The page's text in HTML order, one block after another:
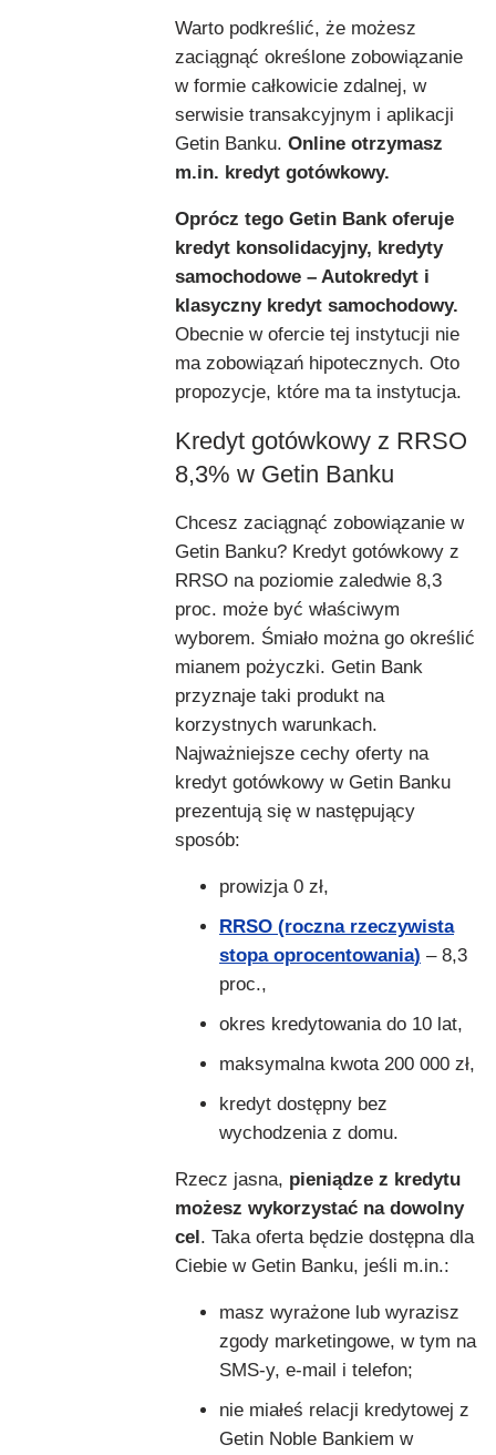
Warto podkreślić, że możesz
zaciągnąć określone zobowiązanie
w formie całkowicie zdalnej, w
serwisie transakcyjnym i aplikacji
Getin Banku. Online otrzymasz
m.in. kredyt gotówkowy.
Oprócz tego Getin Bank oferuje
kredyt konsolidacyjny, kredyty
samochodowe – Autokredyt i
klasyczny kredyt samochodowy.
Obecnie w ofercie tej instytucji nie
ma zobowiązań hipotecznych. Oto
propozycje, które ma ta instytucja.
Kredyt gotówkowy z RRSO
8,3% w Getin Banku
Chcesz zaciągnąć zobowiązanie w
Getin Banku? Kredyt gotówkowy z
RRSO na poziomie zaledwie 8,3
proc. może być właściwym
wyborem. Śmiało można go określić
mianem pożyczki. Getin Bank
przyznaje taki produkt na
korzystnych warunkach.
Najważniejsze cechy oferty na
kredyt gotówkowy w Getin Banku
prezentują się w następujący
sposób:
prowizja 0 zł,
RRSO (roczna rzeczywista
stopa oprocentowania) – 8,3
proc.,
okres kredytowania do 10 lat,
maksymalna kwota 200 000 zł,
kredyt dostępny bez
wychodzenia z domu.
Rzecz jasna, pieniądze z kredytu
możesz wykorzystać na dowolny
cel. Taka oferta będzie dostępna dla
Ciebie w Getin Banku, jeśli m.in.:
masz wyrażone lub wyrazisz
zgody marketingowe, w tym na
SMS-y, e-mail i telefon;
nie miałeś relacji kredytowej z
Getin Noble Bankiem w